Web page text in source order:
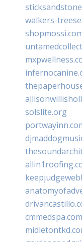
walkers-
solslite.org
cmmedspa.com